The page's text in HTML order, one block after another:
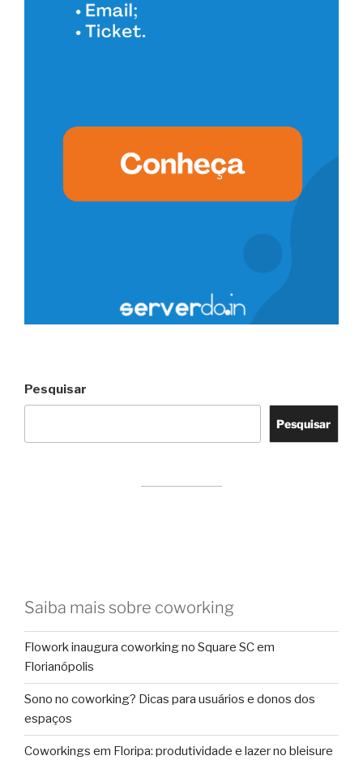
Pesquisar
Pesquisar
Saiba mais sobre coworking
Flowork inaugura coworking no Square SC em
Florianópolis
Sono no coworking? Dicas para usuários e donos dos
espaços
Coworkings em Floripa: produtividade e lazer no bleisure